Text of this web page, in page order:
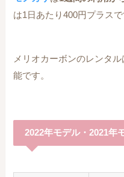
は1日あたり400円プラスで
メリオカーボンのレンタ
能です。
2022年モデル・2021年